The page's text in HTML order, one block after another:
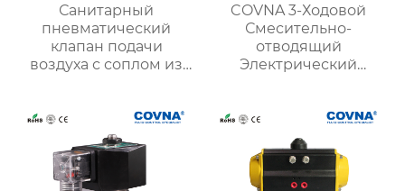
Санитарный
пневматический
клапан подачи
воздуха с соплом из
COVNA 3-Ходовой
Смесительно-
отводящий
Электрический